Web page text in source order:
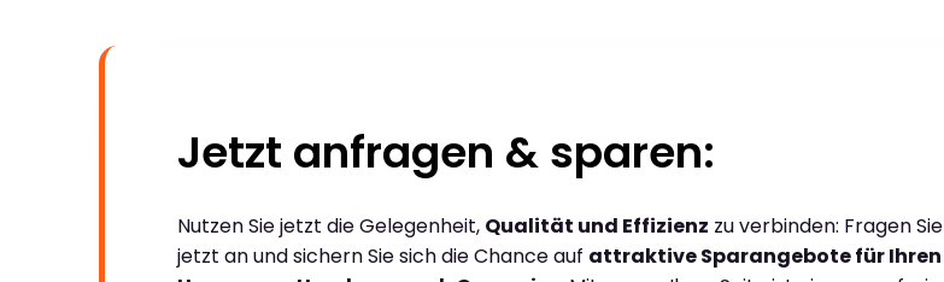
Jetzt anfragen & sparen:
Nutzen Sie jetzt die Gelegenheit, Qualität und Effizienz zu verbinden: Fragen Sie
jetzt an und sichern Sie sich die Chance auf attraktive Sparangebote für Ihren